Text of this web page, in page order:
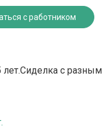
с работником
с